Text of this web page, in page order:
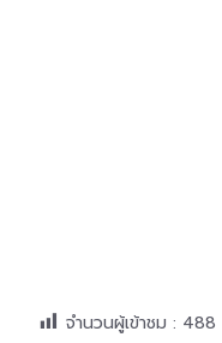
จำนวนผู้เข้าชม : 488